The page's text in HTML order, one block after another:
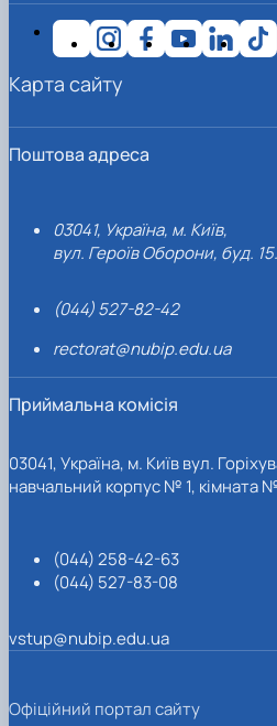
Поштова адреса
03041, Україна, м. Київ,
вул. Героїв Оборони, буд. 15.
(044) 527-82-42
rectorat@nubip.edu.ua
Приймальна комісія
03041, Україна, м. Київ вул.
навчальний корпус № 1, кімната
(044) 258-42-63
(044) 527-83-08
vstup@nubip.edu.ua
Карта сайту
Офіційний портал сайту